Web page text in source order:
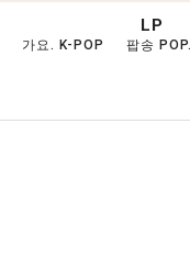
LP
가요. K-POP 팝송